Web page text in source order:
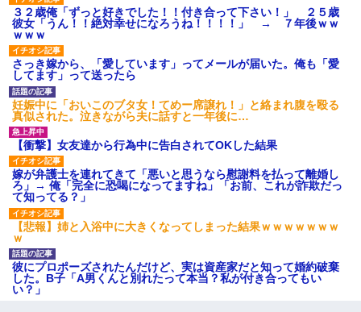
３２歳俺「ずっと好きでした！！付き合って下さい！」 ２５歳
彼女「うん！！絶対幸せになろうね！！！！」 → ７年後ｗｗ
ｗｗｗ
さっき嫁から、「愛しています」ってメールが届いた。俺も「愛
してます」って送ったら
妊娠中に「おいこのブタ女！てめー席譲れ！」と絡まれ腹を殴る
真似された。泣きながら夫に話すと一年後に…
【衝撃】女友達から行為中に告白されてOKした結果
嫁が弁護士を連れてきて「悪いと思うなら慰謝料を払って離婚し
ろ」→ 俺「完全に恐喝になってますね」「お前、これが詐欺だっ
て知ってる？」
【悲報】姉と入浴中に大きくなってしまった結果ｗｗｗｗｗｗｗ
ｗ
彼にプロポーズされたんだけど、実は資産家だと知って婚約破棄
した。B子「A男くんと別れたって本当？私が付き合ってもい
い？」